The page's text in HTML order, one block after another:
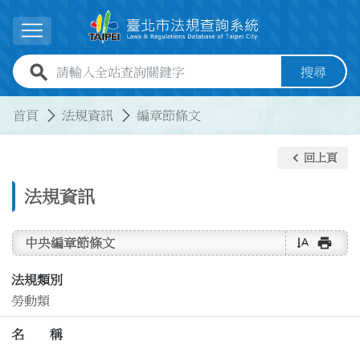
展開選單
全站查詢關鍵字欄位 搜尋
首頁 法規資訊 編章節條文
法規資訊
keyboard_arrow_left 回上頁
中央編章節條文 text_rotate_vertical print
法規類別
勞動類
名 稱